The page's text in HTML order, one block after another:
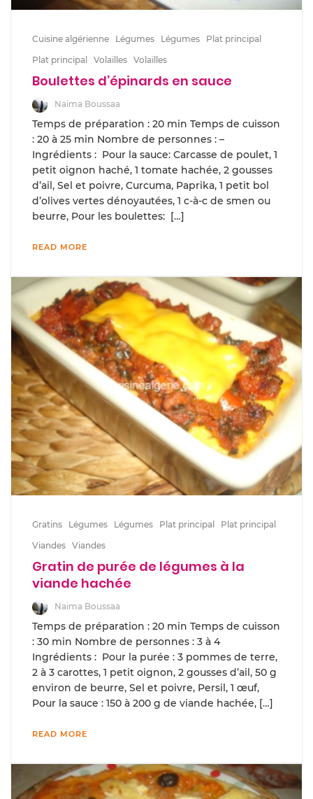
Cuisine algérienne Légumes Légumes
Plat principal
Plat principal
Volailles Volailles
Boulettes d’épinards en sauce
Naima Boussaa
Temps de préparation : 20 min Temps de cuisson
: 20 à 25 min Nombre de personnes : –
Ingrédients : Pour la sauce: Carcasse de poulet, 1
petit oignon haché, 1 tomate hachée, 2 gousses
d’ail, Sel et poivre, Curcuma, Paprika, 1 petit bol
d’olives vertes dénoyautées, 1 c-à-c de smen ou
beurre, Pour les boulettes: […]
READ MORE
Gratins Légumes Légumes Plat principal
Plat principal
Viandes Viandes
Gratin de purée de légumes à la
viande hachée
Naima Boussaa
Temps de préparation : 20 min Temps de cuisson
: 30 min Nombre de personnes : 3 à 4
Ingrédients : Pour la purée : 3 pommes de terre,
2 à 3 carottes, 1 petit oignon, 2 gousses d’ail, 50 g
environ de beurre, Sel et poivre, Persil, 1 œuf,
Pour la sauce : 150 à 200 g de viande hachée, […]
READ MORE